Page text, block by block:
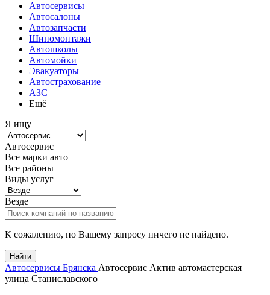
Автосервисы
Автосалоны
Автозапчасти
Шиномонтажи
Автошколы
Автомойки
Эвакуаторы
Автострахование
АЗС
Ещё
Я ищу
Автосервис
Все марки авто
Все районы
Виды услуг
Везде
К сожалению, по Вашему запросу ничего не найдено.
Найти
Автосервисы Брянска Автосервис Актив автомастерская
улица Станиславского